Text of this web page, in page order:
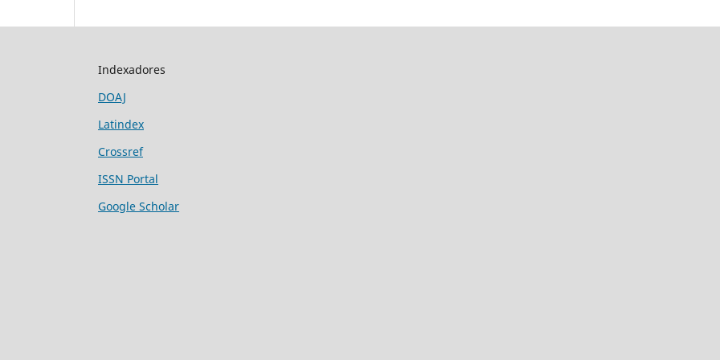
Indexadores
DOAJ
Latindex
Crossref
ISSN Portal
Google Scholar